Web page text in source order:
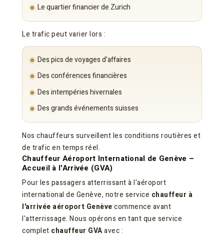
Le quartier financier de Zurich
Le trafic peut varier lors :
Des pics de voyages d'affaires
Des conférences financières
Des intempéries hivernales
Des grands événements suisses
Nos chauffeurs surveillent les conditions routières et
de trafic en temps réel.
Chauffeur Aéroport International de Genève –
Accueil à l'Arrivée (GVA)
Pour les passagers atterrissant à l'aéroport
international de Genève, notre service chauffeur à
l'arrivée aéroport Genèvecommence avant
l'atterrissage. Nous opérons en tant que service
complet chauffeur GVAavec :